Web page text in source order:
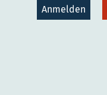
Anmelden